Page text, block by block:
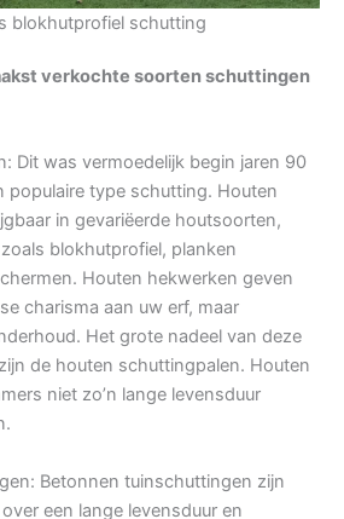
blokhutprofiel schutting
verkochte soorten schuttingen
Dit was vermoedelijk begin jaren 90
populaire type schutting. Houten
in gevariëerde houtsoorten,
blokhutprofiel, planken
Houten hekwerken geven
charisma aan uw erf, maar
Het grote nadeel van deze
de houten schuttingpalen. Houten
niet zo’n lange levensduur
Betonnen tuinschuttingen zijn
een lange levensduur en